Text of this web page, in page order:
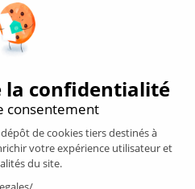
et COOX Origin, CODRA est
le secteur de l'ingénierie logicielle